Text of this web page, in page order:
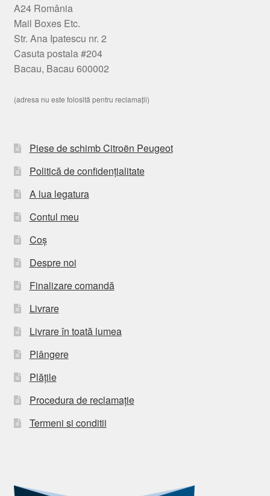
A24 România
Mail Boxes Etc.
Str. Ana Ipatescu nr. 2
Casuta postala #204
Bacau, Bacau 600002
(adresa nu este folosită pentru reclamații)
Piese de schimb Citroën Peugeot
Politică de confidențialitate
A lua legatura
Contul meu
Coș
Despre noi
Finalizare comandă
Livrare
Livrare în toată lumea
Plângere
Plățile
Procedura de reclamație
Termeni si conditii